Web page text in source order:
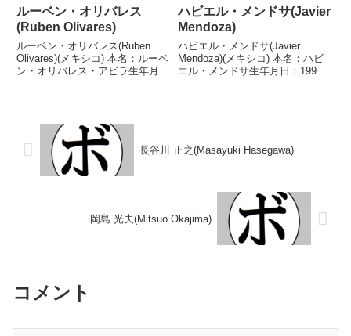
ルーベン・オリバレス
(Ruben Olivares)
ルーベン・オリバレス(Ruben
Olivares)(メキシコ) 本名：ルーベ
ン・オリバレス・アビラ生年月
ェザー級王座第4代WB...
ハビエル・メンドサ(Javier
Mendoza)
ハビエル・メンドサ(Javier
Mendoza)(メキシコ) 本名：ハビ
エル・メンドサ生年月日：1991
長谷川 正之(Masayuki Hasegawa)
岡島 光夫(Mitsuo Okajima)
コメント